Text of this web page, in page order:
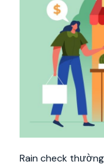
Rain check